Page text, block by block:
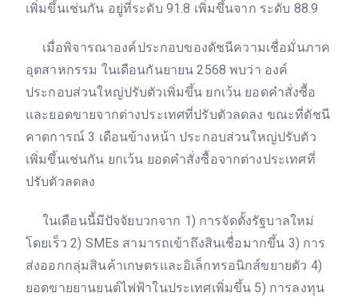
เพิ่มขึ้นเช่นกัน อยู่ที่ระดับ 91.8 เพิ่มขึ้นจาก ระดับ 88.9
เมื่อพิจารณาองค์ประกอบของดัชนีความเชื่อมั่นภาค
อุตสาหกรรม ในเดือนกันยายน 2568 พบว่า องค์
ประกอบส่วนใหญ่ปรับตัวเพิ่มขึ้น ยกเว้น ยอดคำสั่งซื้อ
และยอดขายจากต่างประเทศที่ปรับตัวลดลง ขณะที่ดัชนี
คาดการณ์ 3 เดือนข้างหน้า ประกอบส่วนใหญ่ปรับตัว
เพิ่มขึ้นเช่นกัน ยกเว้น ยอดคำสั่งซื้อจากต่างประเทศที่
ปรับตัวลดลง
ในเดือนนี้มีปัจจัยบวกจาก 1) การจัดตั้งรัฐบาลใหม่
โดยเร็ว 2) SMEs สามารถเข้าถึงสินเชื่่อมากขึ้น 3) การ
ส่งออกกลุ่มสินค้าเกษตรและอิเล็กทรอนิกส์ขยายตัว 4)
ยอดขายยานยนต์ไฟฟ้าในประเทศเพิ่มขึ้น 5) การลงทุน